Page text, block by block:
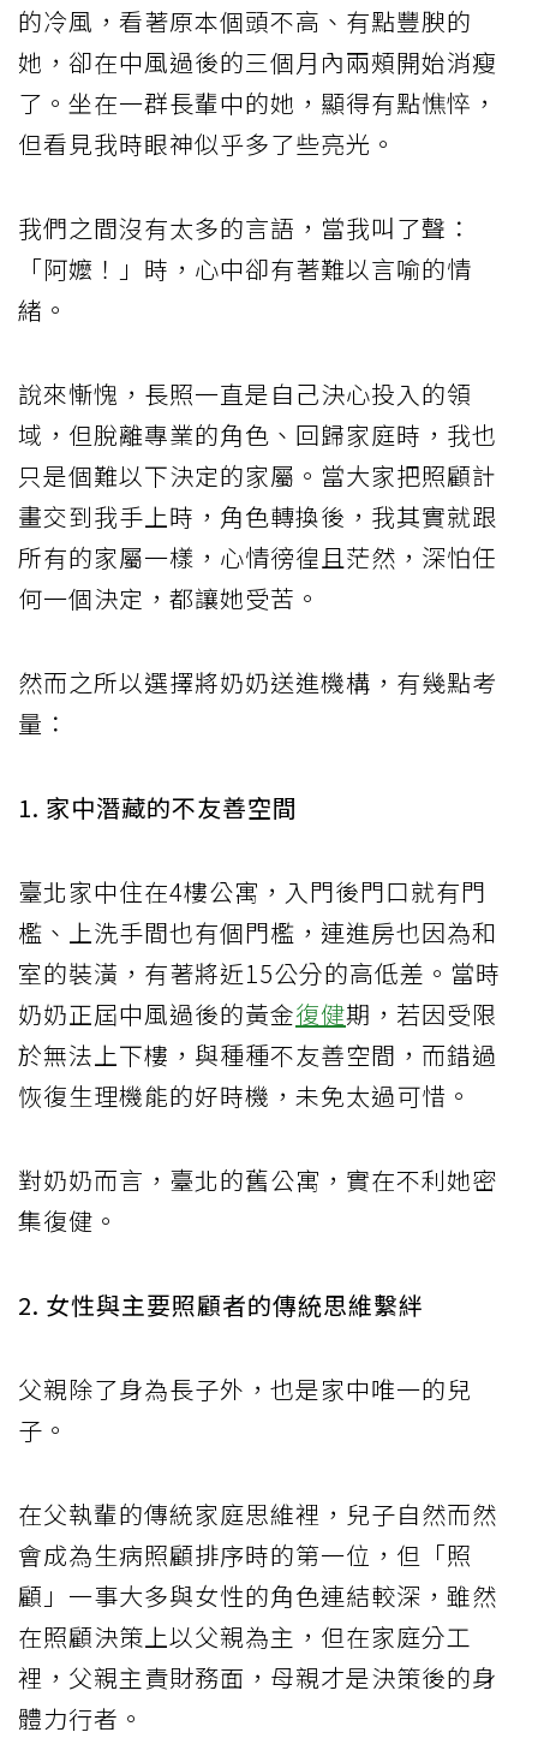
的冷風，看著原本個頭不高、有點豐腴的
她，卻在中風過後的三個月內兩頰開始消瘦
了。坐在一群長輩中的她，顯得有點憔悴，
但看見我時眼神似乎多了些亮光。
我們之間沒有太多的言語，當我叫了聲：
「阿嬤！」時，心中卻有著難以言喻的情
緒。
說來慚愧，長照一直是自己決心投入的領
域，但脫離專業的角色、回歸家庭時，我也
只是個難以下決定的家屬。當大家把照顧計
畫交到我手上時，角色轉換後，我其實就跟
所有的家屬一樣，心情徬徨且茫然，深怕任
何一個決定，都讓她受苦。
然而之所以選擇將奶奶送進機構，有幾點考
量：
1. 家中潛藏的不友善空間
臺北家中住在4樓公寓，入門後門口就有門
檻、上洗手間也有個門檻，連進房也因為和
室的裝潢，有著將近15公分的高低差。當時
奶奶正屆中風過後的黃金復健期，若因受限
於無法上下樓，與種種不友善空間，而錯過
恢復生理機能的好時機，未免太過可惜。
對奶奶而言，臺北的舊公寓，實在不利她密
集復健。
2. 女性與主要照顧者的傳統思維繫絆
父親除了身為長子外，也是家中唯一的兒
子。
在父執輩的傳統家庭思維裡，兒子自然而然
會成為生病照顧排序時的第一位，但「照
顧」一事大多與女性的角色連結較深，雖然
在照顧決策上以父親為主，但在家庭分工
裡，父親主責財務面，母親才是決策後的身
體力行者。